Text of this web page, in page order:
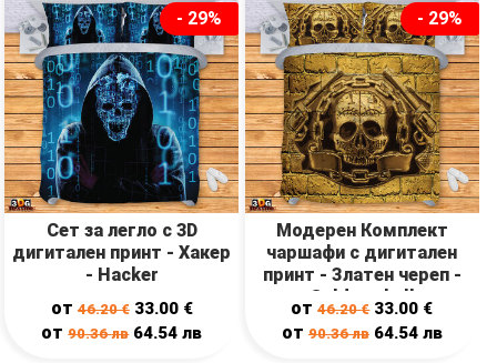
- 29%
Сет за легло с 3D
дигитален принт - Хакер
- Hacker
от46.20€ 33.00 €
от90.36лв 64.54лв
- 29%
Модерен Комплект
чаршафи с дигитален
принт - Златен череп -
Golden skull
от46.20€ 33.00 €
от 90.36лв 64.54 лв